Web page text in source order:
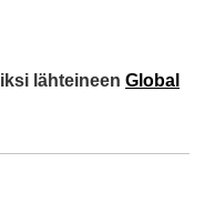
lähteineen Global